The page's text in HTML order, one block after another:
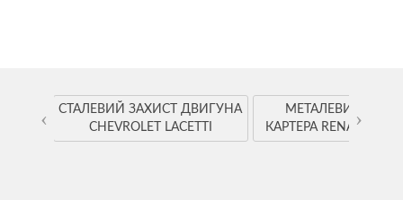
СТАЛЕВИЙ ЗАХИСТ ДВИГУНА
CHEVROLET LACETTI
МЕТАЛЕВИЙ
КАРТЕРА RENAULT
‹ ›